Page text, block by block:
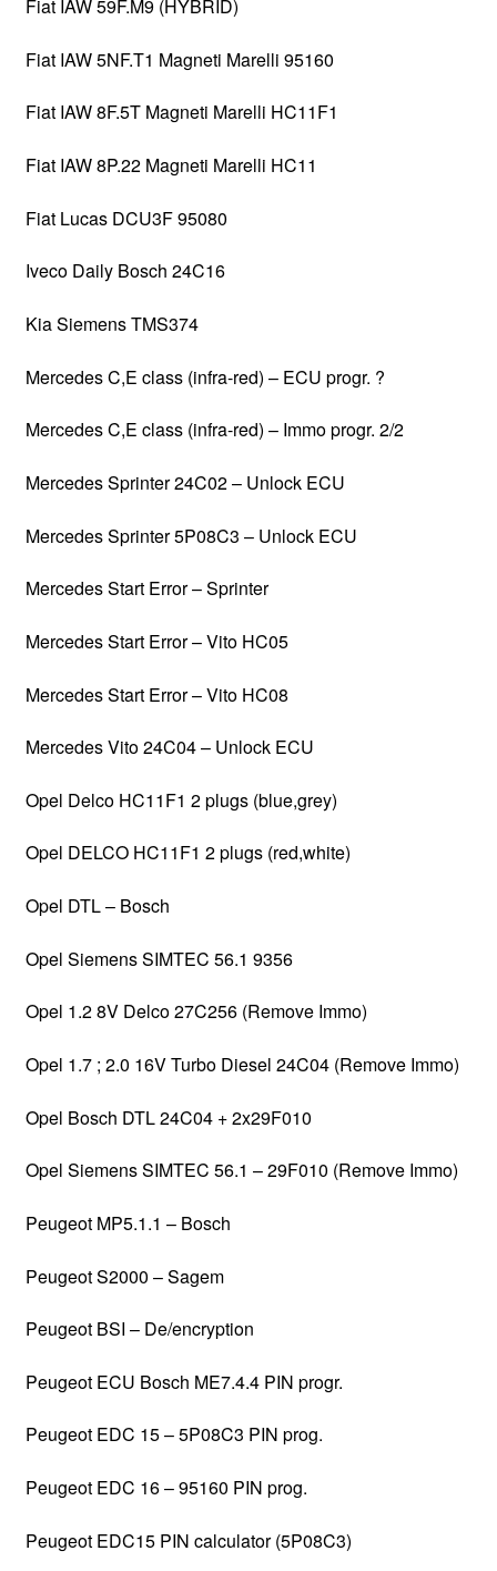
Fiat IAW 59F.M9 (HYBRID)
Fiat IAW 5NF.T1 Magneti Marelli 95160
Fiat IAW 8F.5T Magneti Marelli HC11F1
Fiat IAW 8P.22 Magneti Marelli HC11
Fiat Lucas DCU3F 95080
Iveco Daily Bosch 24C16
Kia Siemens TMS374
Mercedes C,E class (infra-red) – ECU progr. ?
Mercedes C,E class (infra-red) – Immo progr. 2/2
Mercedes Sprinter 24C02 – Unlock ECU
Mercedes Sprinter 5P08C3 – Unlock ECU
Mercedes Start Error – Sprinter
Mercedes Start Error – Vito HC05
Mercedes Start Error – Vito HC08
Mercedes Vito 24C04 – Unlock ECU
Opel Delco HC11F1 2 plugs (blue,grey)
Opel DELCO HC11F1 2 plugs (red,white)
Opel DTL – Bosch
Opel Siemens SIMTEC 56.1 9356
Opel 1.2 8V Delco 27C256 (Remove Immo)
Opel 1.7 ; 2.0 16V Turbo Diesel 24C04 (Remove Immo)
Opel Bosch DTL 24C04 + 2x29F010
Opel Siemens SIMTEC 56.1 – 29F010 (Remove Immo)
Peugeot MP5.1.1 – Bosch
Peugeot S2000 – Sagem
Peugeot BSI – De/encryption
Peugeot ECU Bosch ME7.4.4 PIN progr.
Peugeot EDC 15 – 5P08C3 PIN prog.
Peugeot EDC 16 – 95160 PIN prog.
Peugeot EDC15 PIN calculator (5P08C3)